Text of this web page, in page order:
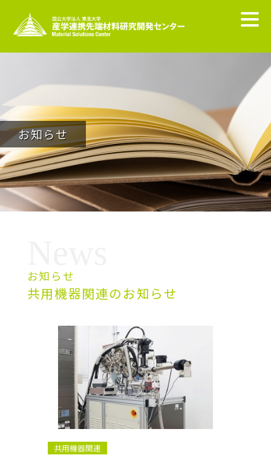
お知らせ
お知らせ
共用機器関連のお知らせ
共用機器関連